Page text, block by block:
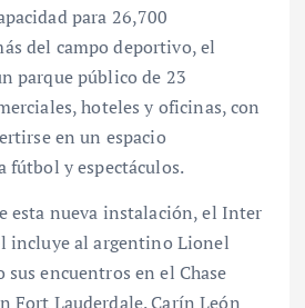
para 26,700
del campo deportivo, el
parque público de 23
hoteles y oficinas, con
en un espacio
y espectáculos.
esta nueva instalación, el Inter
incluye al argentino Lionel
encuentros en el Chase
Fort Lauderdale. Carín León